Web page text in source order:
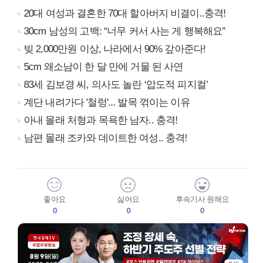
20대 여성과 결혼한 70대 할아버지 비결이..충격!
30cm 남성의 고백: “너무 커서 사는 게 행복해요”
빚 2,000만원 이상, 나라에서 90% 갚아준다!
5cm 왜소남이 한 달 만에 거물 된 사연
83세 김보경 씨, 의사도 놀란 ‘압도적 피지컬’
계단 내려가다 '철렁'... 발목 꺾이는 이유
아내 몰래 처형과 목욕한 남자.. 충격!
남편 몰래 조카와 데이트한 여성.. 충격!
좋아요
0
싫어요
0
후속기사 원해요
0